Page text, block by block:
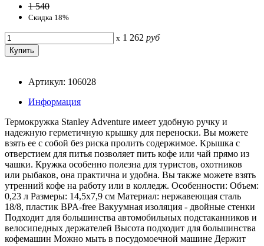
1 540
Скидка 18%
x 1 262 руб
Артикул: 106028
Информация
Термокружка Stanley Adventure имеет удобную ручку и
надежную герметичную крышку для переноски. Вы можете
взять ее с собой без риска пролить содержимое. Крышка с
отверстием для питья позволяет пить кофе или чай прямо из
чашки. Кружка особенно полезна для туристов, охотников
или рыбаков, она практична и удобна. Вы также можете взять
утренний кофе на работу или в колледж. Особенности: Объем:
0,23 л Размеры: 14,5х7,9 см Материал: нержавеющая сталь
18/8, пластик BPA-free Вакуумная изоляция - двойные стенки
Подходит для большинства автомобильных подстаканников и
велосипедных держателей Высота подходит для большинства
кофемашин Можно мыть в посудомоечной машине Держит